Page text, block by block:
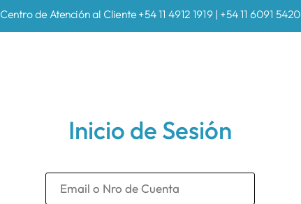
Centro de Atención al Cliente +54 11 4912 1919 | +54 11 6091 5420
Inicio de Sesión